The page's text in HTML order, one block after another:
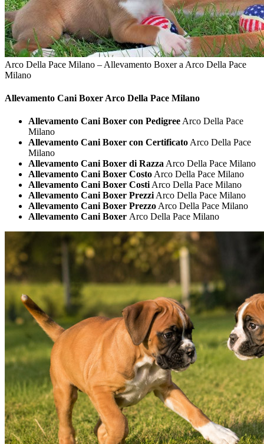
Arco Della Pace Milano – Allevamento Boxer a Arco Della Pace
Milano
Allevamento Cani Boxer Arco Della Pace Milano
Allevamento Cani Boxer con Pedigree Arco Della Pace
Milano
Allevamento Cani Boxer con Certificato Arco Della Pace
Milano
Allevamento Cani Boxer di Razza Arco Della Pace Milano
Allevamento Cani Boxer Costo Arco Della Pace Milano
Allevamento Cani Boxer Costi Arco Della Pace Milano
Allevamento Cani Boxer Prezzi Arco Della Pace Milano
Allevamento Cani Boxer Prezzo Arco Della Pace Milano
Allevamento Cani Boxer Arco Della Pace Milano